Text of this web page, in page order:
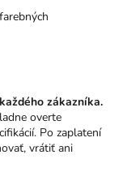
zákazníka.
overte
Po zaplatení
vrátiť ani